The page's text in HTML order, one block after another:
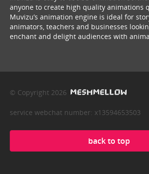
anyone to create high quality animations
Muvizu’s animation engine is ideal for
animators, teachers and businesses
enchant and delight audiences with
© Copyright 2026
service webchat number: x13594653503
back to top